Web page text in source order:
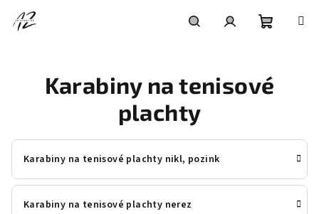
obsah
košík
Karabiny na tenisové
plachty
Karabiny na tenisové plachty nikl, pozink
Karabiny na tenisové plachty nerez